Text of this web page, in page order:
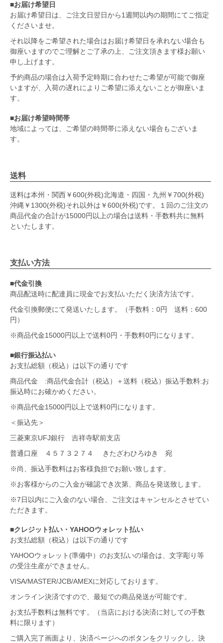
■お届け希望日
お届け希望日は、ご注文日翌日から1週間以内の期間にてご指定
くださいませ。
それ以降をご希望された場合はお届け希望日を承れない場合も
御座いますのでご理解とご了承の上、ご注文頂きます様お願い
申し上げます。
予約商品の場合は入荷予定時期に合わせたご希望が可能で御座
いますが、入荷の遅れによりご希望に添えないことが御座いま
す。
■お届け希望時間帯
地域によっては、ご希望の時間帯に添えない場合もございま
す。
送料
送料は本州・関西￥600(外税)北海道・四国・九州￥700(外税)
沖縄￥1300(外税)それ以外は￥600(外税)です。１回のご注文の
商品代金の合計が15000円以上の場合は送料・手数料共に無料
といたします。
支払い方法
■代金引換
商品配送時に配達員に現金でお支払いただく決済方法です。
代金引換郵便にて発送いたします。（手数料：0円 送料：600
円）
※商品代金15000円以上で送料0円・手数料0円になります。
■銀行振込払い
お支払総額（税込）は以下の通りです
商品代金 :商品代金合計（税込）＋送料（税込）振込手数料:お
振込時にお確かめください。
※商品代金15000円以上で送料0円になります。
＜振込先＞
三菱東京UFJ銀行 吉祥寺駅前支店
普通口座 ４５７３２７４ きたざわひろゆき 宛
※尚、振込手数料はお客様負担でお願い致します。
※お客様からのご入金が確認でき次第、商品を発送致します。
※7日以内にご入金のない場合、ご注文はキャンセルとさせてい
ただきます。
■クレジット払い・YAHOOウォレット払い
お支払総額（税込）は以下の通りです
YAHOOウォレット(準備中）のお支払いの場合は、文字彫り等
の受注生産ができません。
VISA/MASTER/JCB/AMEXに対応しております。
オンライン決済ですので、最短での商品発送が可能です。
お支払手数料は無料です。（当店における決済に対しての手数
料に限ります）
ご購入完了画面より、決済ページへのボタンをクリックし、決